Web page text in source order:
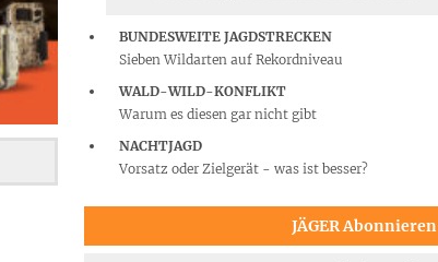
BUNDESWEITE JAGDSTRECKEN
Sieben Wildarten auf Rekordniveau
WALD-WILD-KONFLIKT
Warum es diesen gar nicht gibt
NACHTJAGD
Vorsatz oder Zielgerät - was ist besser?
JÄGER Abonnieren